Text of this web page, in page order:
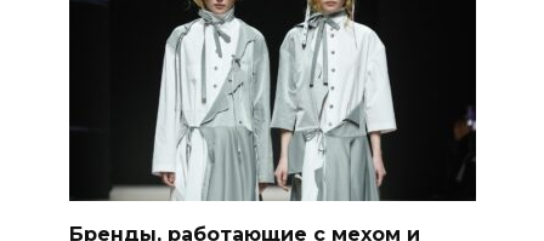
Бренды, работающие с мехом и